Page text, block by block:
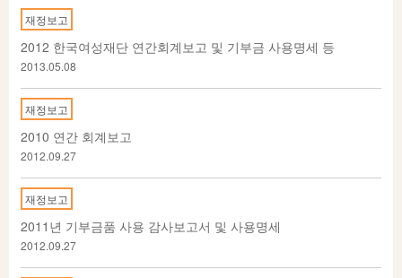
재정보고
2012 한국여성재단 연간회계보고 및 기부금 사용명세 등
2013.05.08
재정보고
2010 연간 회계보고
2012.09.27
재정보고
2011년 기부금품 사용 감사보고서 및 사용명세
2012.09.27